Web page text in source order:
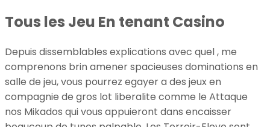
Tous les Jeu En tenant Casino
Depuis dissemblables explications avec quel , me
comprenons brin amener spacieuses dominations en
salle de jeu, vous pourrez egayer a des jeux en
compagnie de gros lot liberalite comme le Attaque
nos Mikados qui vous appuieront dans encaisser